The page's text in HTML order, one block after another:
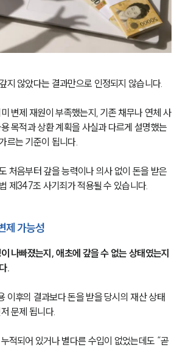
지 않았다는 결과만으로 인정되지 않습니다.
변제 재원이 부족했는지, 기존 채무나 연체 사
목적과 상환 계획을 사실과 다르게 설명했는
르는 기준이 됩니다.
처음부터 갚을 능력이나 의사 없이 돈을 받은
제347조 사기죄가 적용될 수 있습니다.
제 가능성
나빠졌는지, 애초에 갚을 수 없는 상태였는지
.
이후의 결과보다 돈을 받을 당시의 재산 상태
문제 됩니다.
적되어 있거나 별다른 수입이 없었는데도 “곧